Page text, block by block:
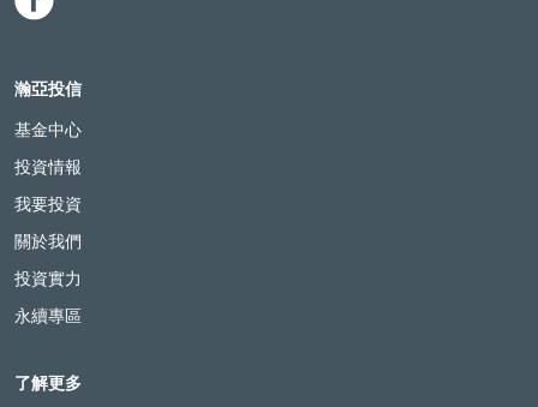
瀚亞投信
基金中心
投資情報
我要投資
關於我們
投資實力
永續專區
了解更多